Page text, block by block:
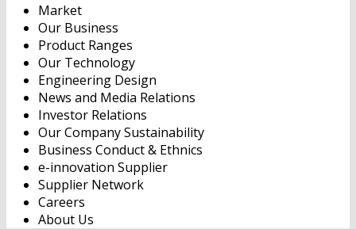
Market
Our Business
Product Ranges
Our Technology
Engineering Design
News and Media Relations
Investor Relations
Our Company Sustainability
Business Conduct & Ethnics
e-innovation Supplier
Supplier Network
Careers
About Us